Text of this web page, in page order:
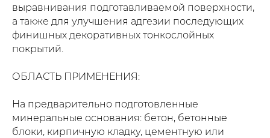
выравнивания подготавливаемой поверхности,
а также для улучшения адгезии последующих
финишных декоративных тонкослойных
покрытий.
ОБЛАСТЬ ПРИМЕНЕНИЯ:
На предварительно подготовленные
минеральные основания: бетон, бетонные
блоки, кирпичную кладку, цементную или